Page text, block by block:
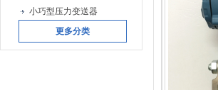
小巧型压力变送器
更多分类